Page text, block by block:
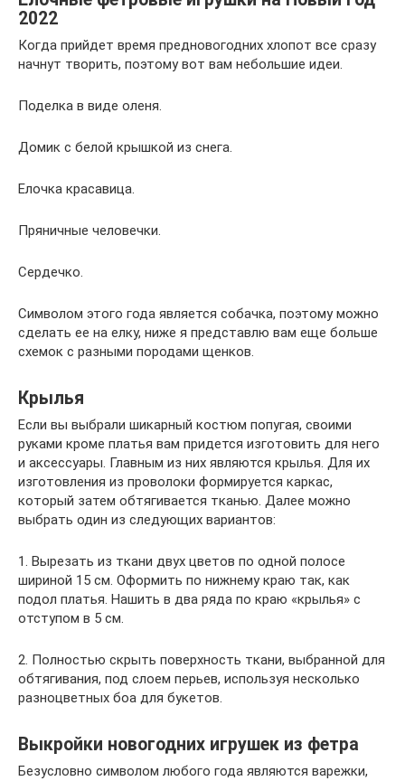
2022
Когда прийдет время предновогодних хлопот все сразу
начнут творить, поэтому вот вам небольшие идеи.
Поделка в виде оленя.
Домик с белой крышкой из снега.
Елочка красавица.
Пряничные человечки.
Сердечко.
Символом этого года является собачка, поэтому можно
сделать ее на елку, ниже я представлю вам еще больше
схемок с разными породами щенков.
Крылья
Если вы выбрали шикарный костюм попугая, своими
руками кроме платья вам придется изготовить для него
и аксессуары. Главным из них являются крылья. Для их
изготовления из проволоки формируется каркас,
который затем обтягивается тканью. Далее можно
выбрать один из следующих вариантов:
1. Вырезать из ткани двух цветов по одной полосе
шириной 15 см. Оформить по нижнему краю так, как
подол платья. Нашить в два ряда по краю «крылья» с
отступом в 5 см.
2. Полностью скрыть поверхность ткани, выбранной для
обтягивания, под слоем перьев, используя несколько
разноцветных боа для букетов.
Выкройки новогодних игрушек из фетра
Безусловно символом любого года являются варежки,